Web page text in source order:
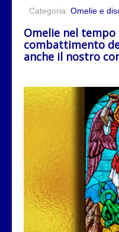
Categoria: Omelie e
Omelie nel tempo
combattimento
anche il nostro